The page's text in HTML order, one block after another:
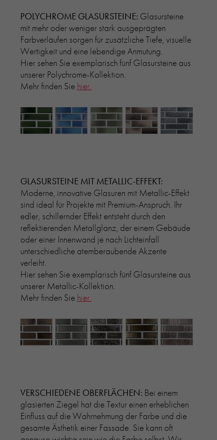
POLYCHROME GLASURSTEINE: Glasursteine
mit mehr oder weniger stark ausgeprägten
Farbverläufen sorgen für zusätzliche Tiefe, visuelle
Wertigkeit und eine lebendige Anmutung.
Hier sehen Sie exemplarisch fünf Glasursteine aus
unserer Polychrome-Kollektion.
Mehr finden Sie hier.
GLASURSTEINE MIT METALLIC-EFFEKT:
Moderne, innovative Glasuren mit Metallic-Effekt
sind ideal für Projekte mit Premium-Anspruch. Ihr
edler, schillernder Effekt entsteht durch den
reflektierenden Metallglanz, der einem Gebäude
oder einer Innenwand je nach Lichteinfall
unterschiedliche atemberaubende Akzente
verleiht.
Hier sehen Sie exemplarisch fünf Glasursteine aus
unserer Metallic-Kollektion.
Mehr finden Sie hier.
VERSCHIEDENE OBERFLÄCHEN: Bei einem
glasierten Ziegel hat die Textur einen erheblichen
Einfluss auf die Wahrnehmung der Farbe und die
gesamte Ästhetik einer Fassade. Sie kann oft